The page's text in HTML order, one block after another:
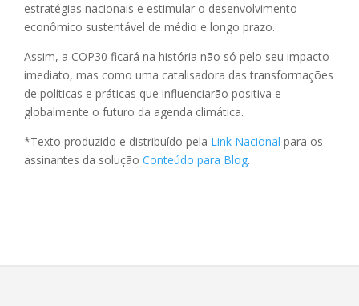
estratégias nacionais e estimular o desenvolvimento
econômico sustentável de médio e longo prazo.
Assim, a COP30 ficará na história não só pelo seu impacto
imediato, mas como uma catalisadora das transformações
de políticas e práticas que influenciarão positiva e
globalmente o futuro da agenda climática.
*Texto produzido e distribuído pela Link Nacional para os
assinantes da solução Conteúdo para Blog.